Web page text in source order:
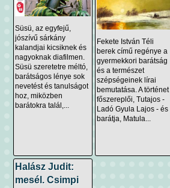
Süsü, az egyfejű,
jószívű sárkány
kalandjai kicsiknek és
nagyoknak diafilmen.
Süsü szeretetre méltó,
barátságos lénye sok
nevetést és tanulságot
hoz, miközben
barátokra talál,...
Fekete István Téli
berek című regénye a
gyermekkori barátság
és a természet
szépségeinek lírai
bemutatása. A történet
főszereplői, Tutajos -
Ladó Gyula Lajos - és
barátja, Matula...
Halász Judit:
mesél. Csimpi